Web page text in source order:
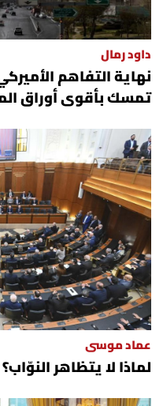
داود رمال
نهاية التفاهم
تمسك بأقوى أوراق
عماد موسى
لماذا لا يتظاهر النوّاب؟